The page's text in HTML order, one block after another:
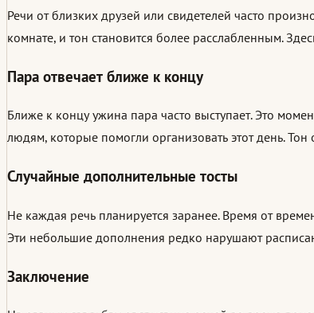
Речи от близких друзей или свидетелей часто
комнате, и тон становится более расслабленным.
Пара отвечает ближе к концу
Ближе к концу ужина пара часто выступает. Это
людям, которые помогли организовать этот день.
Случайные дополнительные тосты
Не каждая речь планируется заранее. Время от
Эти небольшие дополнения редко нарушают
Заключение